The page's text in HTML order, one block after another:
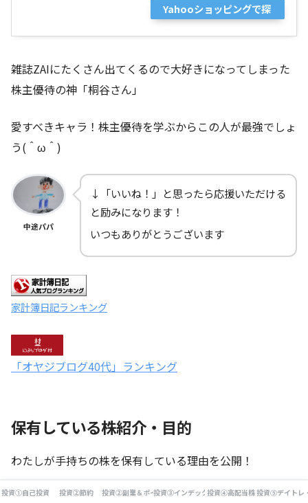
Yahooショッピングで探
雑誌ZAIにたくさん出てくるので大好きになってしまった
株主優待の神「桐谷さん」
愛すべきキャラ！株主優待を学ぶからこの人が最強でしょ
う(＾ω＾)
中途パパ
↓「いいね！」と思ったら応援いただける
と励みになります！
いつもありがとうございます
家計簿日記ランキング
「オヤジブログ40代」ランキング
保有している株紹介・目的
わたしが手持ちの株を保有している理由を公開！
興味がある人は見ていってくださいね！
投資①自己投資 投資②節約 投資②副業＆ポイ活投資③インデックス投資投資④高配当株投資⑤デイトレ